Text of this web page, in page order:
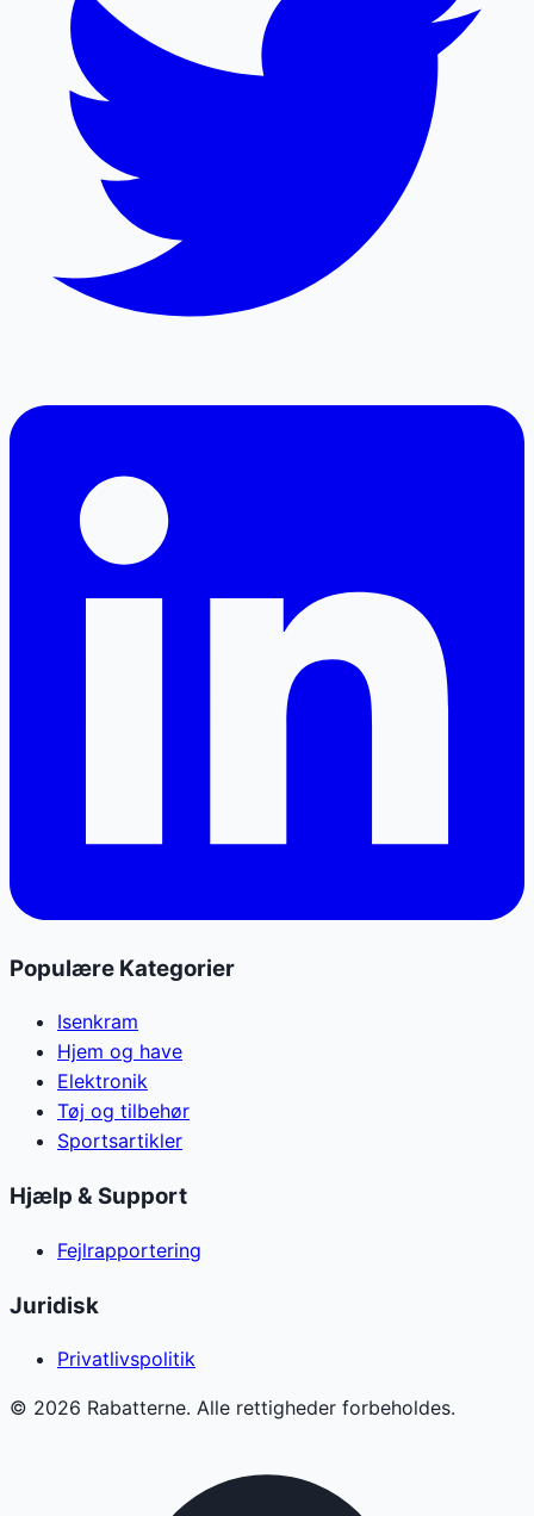
Populære Kategorier
Isenkram
Hjem og have
Elektronik
Tøj og tilbehør
Sportsartikler
Hjælp & Support
Fejlrapportering
Juridisk
Privatlivspolitik
© 2026 Rabatterne. Alle rettigheder forbeholdes.